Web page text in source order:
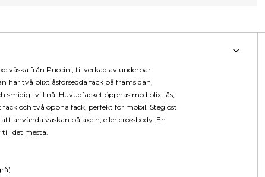
från Puccini, tillverkad av underbar
har två blixtlåsförsedda fack på framsidan,
smidigt vill nå. Huvudfacket öppnas med blixtlås,
och två öppna fack, perfekt för mobil. Steglöst
använda väskan på axeln, eller crossbody. En
det mesta.